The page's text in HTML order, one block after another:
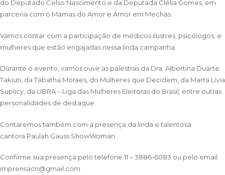
do Deputado Celso Nascimento e da Deputada Clélia Gomes, em
parceria com o Mamas do Amor e Amor em Mechas.
Vamos contar com a participação de médicos ilustres, psicólogos, e
mulheres que estão engajadas nessa linda campanha.
Durante o evento, vamos ouvir as palestras da Dra. Albertina Duarte
Takiuti, da Tabatha Moraes, do Mulheres que Decidem, da Marta Lívia
Suplicy, da LIBRA – Liga das Mulheres Eleitoras do Brasil, entre outras
personalidades de destaque.
Contaremos também com a presença da linda e talentosa
cantora Paulah Gauss ShowWoman
Confirme sua presença pelo telefone 11 – 3886-6083 ou pelo email:
imprensacn@gmail.com